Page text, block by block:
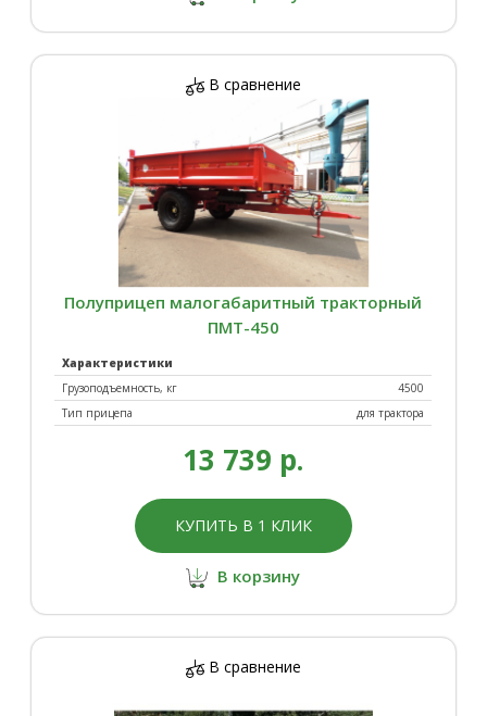
В сравнение
Полуприцеп малогабаритный тракторный
ПМТ-450
Характеристики
Грузоподъемность, кг
4500
Тип прицепа
для трактора
13 739 р.
КУПИТЬ В 1 КЛИК
В корзину
В сравнение